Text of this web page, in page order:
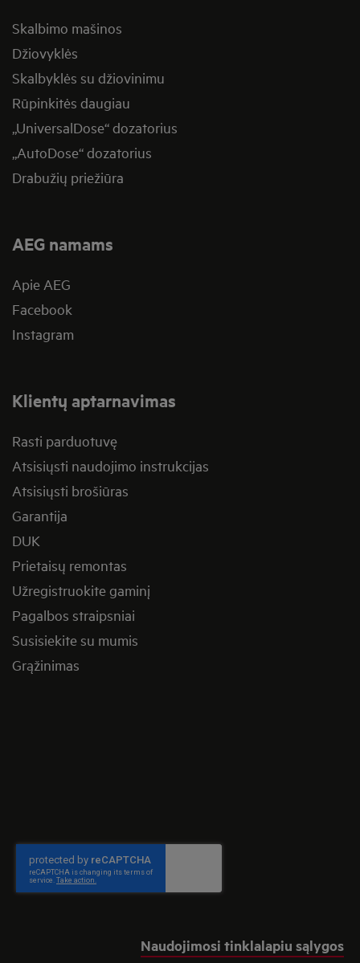
Skalbimo mašinos
Džiovyklės
Skalbyklės su džiovinimu
Rūpinkitės daugiau
„UniversalDose“ dozatorius
„AutoDose“ dozatorius
Drabužių priežiūra
AEG namams
Apie AEG
Facebook
Instagram
Klientų aptarnavimas
Rasti parduotuvę
Atsisiųsti naudojimo instrukcijas
Atsisiųsti brošiūras
Garantija
DUK
Prietaisų remontas
Užregistruokite gaminį
Pagalbos straipsniai
Susisiekite su mumis
Grąžinimas
Naudojimosi tinklalapiu sąlygos